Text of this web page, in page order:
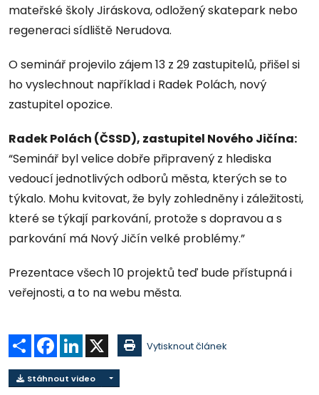
mateřské školy Jiráskova, odložený skatepark nebo
regeneraci sídliště Nerudova.
O seminář projevilo zájem 13 z 29 zastupitelů, přišel si
ho vyslechnout například i Radek Polách, nový
zastupitel opozice.
Radek Polách (ČSSD), zastupitel Nového Jičína:
“Seminář byl velice dobře připravený z hlediska
vedoucí jednotlivých odborů města, kterých se to
týkalo. Mohu kvitovat, že byly zohledněny i záležitosti,
které se týkají parkování, protože s dopravou a s
parkování má Nový Jičín velké problémy.”
Prezentace všech 10 projektů teď bude přístupná i
veřejnosti, a to na webu města.
Sdílet Facebook
LinkedIn Vytisknout článek
Stáhnout video